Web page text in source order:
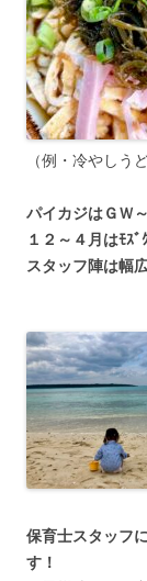
（例・冷やしう
パイカジはＧＷ
１２～４月はﾓｽ
スタッフ陣は幅
保育士スタッフ
す！